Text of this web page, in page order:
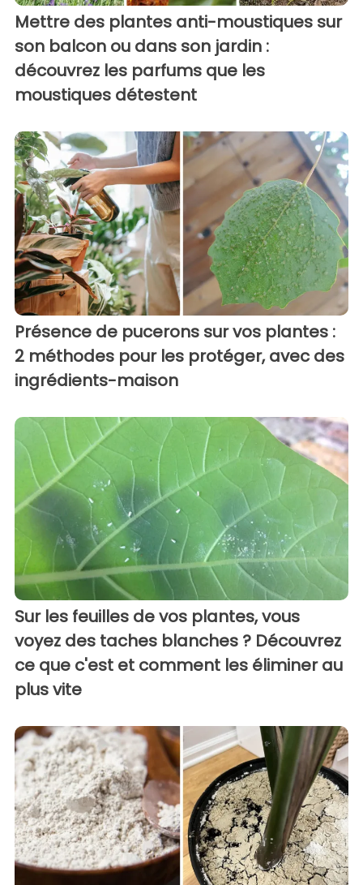
Mettre des plantes anti-moustiques sur
son balcon ou dans son jardin :
découvrez les parfums que les
moustiques détestent
Présence de pucerons sur vos plantes :
2 méthodes pour les protéger, avec des
ingrédients-maison
Sur les feuilles de vos plantes, vous
voyez des taches blanches ? Découvrez
ce que c'est et comment les éliminer au
plus vite